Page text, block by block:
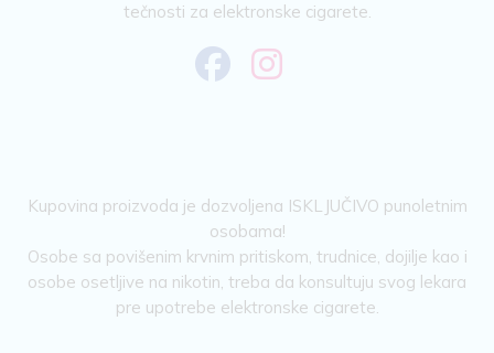
tečnosti za elektronske cigarete.
Kupovina proizvoda je dozvoljena ISKLJUČIVO punoletnim
osobama!
Osobe sa povišenim krvnim pritiskom, trudnice, dojilje kao i
osobe osetljive na nikotin, treba da konsultuju svog lekara
pre upotrebe elektronske cigarete.